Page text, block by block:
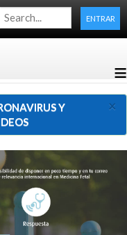
≡
ENTRAR
×
Y